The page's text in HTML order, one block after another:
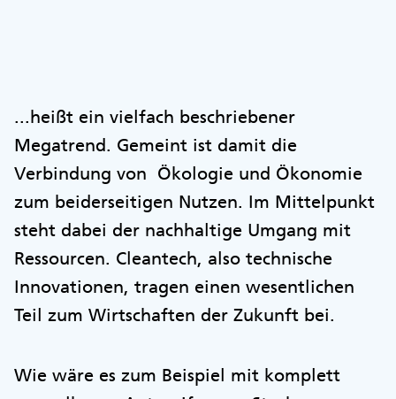
...heißt ein vielfach beschriebener
Megatrend. Gemeint ist damit die
Verbindung von Ökologie und Ökonomie
zum beiderseitigen Nutzen. Im Mittelpunkt
steht dabei der nachhaltige Umgang mit
Ressourcen. Cleantech, also technische
Innovationen, tragen einen wesentlichen
Teil zum Wirtschaften der Zukunft bei.
Wie wäre es zum Beispiel mit komplett